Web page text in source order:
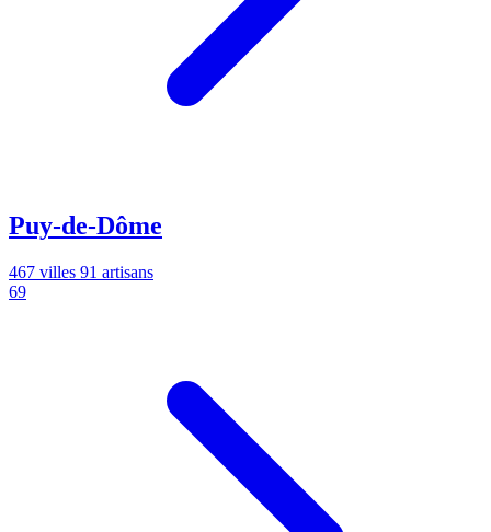
Puy-de-Dôme
467 villes 91 artisans
69